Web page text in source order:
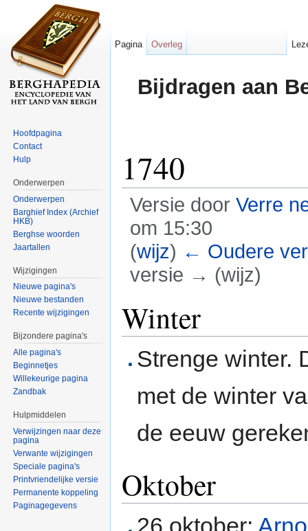
Bijdragen aan
1740
Versie door Verre
om 15:30
(wijz) ← Oudere
versie → (wijz)
Winter
Strenge winter.
met de winter
de eeuw
Oktober
Pagina Overleg
Hoofdpagina
Contact
Hulp
Onderwerpen
Onderwerpen
Barghief Index (Archief
HKB)
Berghse woorden
Jaartallen
Wijzigingen
Nieuwe pagina's
Nieuwe bestanden
Recente wijzigingen
Bijzondere pagina's
Alle pagina's
Beginnetjes
Willekeurige pagina
Zandbak
Hulpmiddelen
Verwijzingen naar deze
pagina
Verwante wijzigingen
Speciale pagina's
Printvriendelijke versie
Permanente koppeling
Paginagegevens